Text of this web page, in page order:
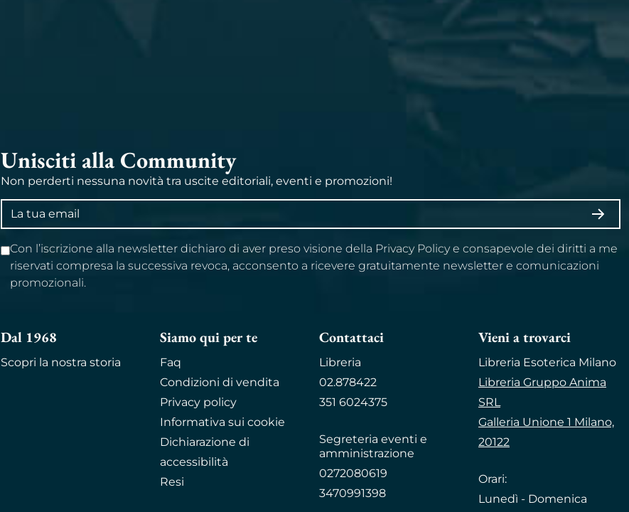
Unisciti alla Community
Non perderti nessuna novità tra uscite editoriali, eventi e promozioni!
Indirizzo
email
Con l’iscrizione alla newsletter dichiaro di aver preso visione della Privacy Policy e consapevole dei diritti a me
riservati compresa la successiva revoca, acconsento a ricevere gratuitamente newsletter e comunicazioni
promozionali.
Dal 1968
Scopri la nostra storia
Siamo qui per te
Faq
Condizioni di vendita
Privacy policy
Informativa sui cookie
Dichiarazione di
accessibilità
Resi
Contattaci
Libreria
02.878422
351 6024375
Segreteria eventi e
amministrazione
0272080619
3470991398
Vieni a trovarci
Libreria Esoterica Milano
Libreria Gruppo Anima
SRL
Galleria Unione 1 Milano,
20122
Orari:
Lunedì - Domenica